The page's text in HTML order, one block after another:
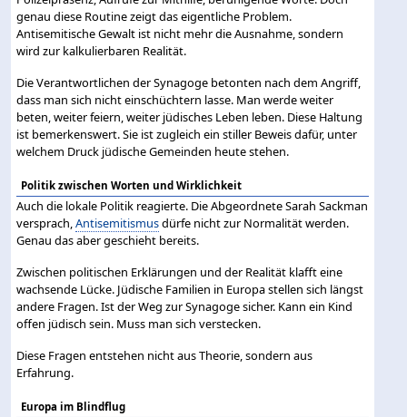
genau diese Routine zeigt das eigentliche Problem.
Antisemitische Gewalt ist nicht mehr die Ausnahme, sondern
wird zur kalkulierbaren Realität.
Die Verantwortlichen der Synagoge betonten nach dem Angriff,
dass man sich nicht einschüchtern lasse. Man werde weiter
beten, weiter feiern, weiter jüdisches Leben leben. Diese Haltung
ist bemerkenswert. Sie ist zugleich ein stiller Beweis dafür, unter
welchem Druck jüdische Gemeinden heute stehen.
Politik zwischen Worten und Wirklichkeit
Auch die lokale Politik reagierte. Die Abgeordnete Sarah Sackman
versprach,Antisemitismusdürfe nicht zur Normalität werden.
Genau das aber geschieht bereits.
Zwischen politischen Erklärungen und der Realität klafft eine
wachsende Lücke. Jüdische Familien in Europa stellen sich längst
andere Fragen. Ist der Weg zur Synagoge sicher. Kann ein Kind
offen jüdisch sein. Muss man sich verstecken.
Diese Fragen entstehen nicht aus Theorie, sondern aus
Erfahrung.
Europa im Blindflug